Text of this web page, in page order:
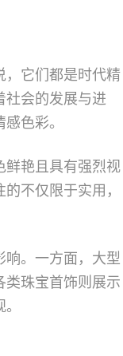
，它们都是时代精
社会的发展与进
色彩。
鲜艳且具有强烈视
不仅限于实用，
响。一方面，大型
类珠宝首饰则展示